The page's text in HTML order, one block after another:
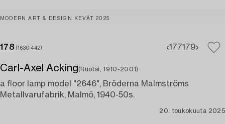
MODERN ART & DESIGN KEVÄT 2025
178 (1630442) 177179
Carl-Axel Acking(Ruotsi, 1910-2001)
a floor lamp model "2646", Bröderna Malmströms
Metallvarufabrik, Malmö, 1940-50s.
20. toukokuuta 2025